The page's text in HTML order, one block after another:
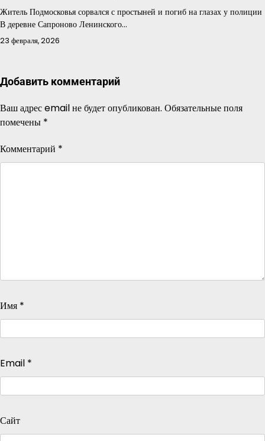
Житель Подмосковья сорвался с простыней и погиб на глазах у полиции
В деревне Сапроново Ленинского…
23 февраля, 2026
Добавить комментарий
Ваш адрес email не будет опубликован. Обязательные поля
помечены *
Комментарий *
Имя *
Email *
Сайт